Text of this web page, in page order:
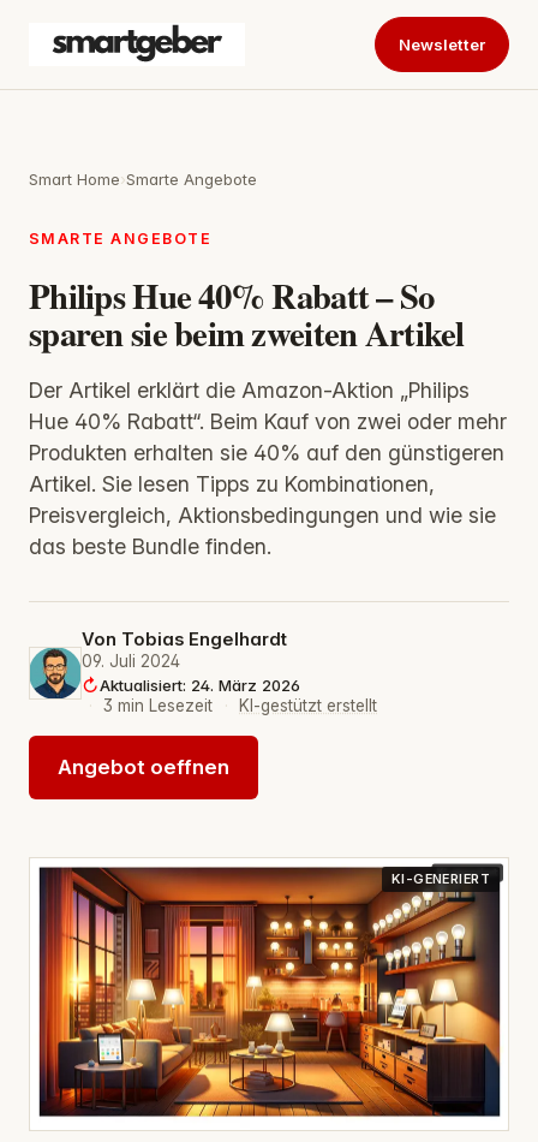
Newsletter
Smart Home›Smarte Angebote
SMARTE ANGEBOTE
Philips Hue 40% Rabatt – So
sparen sie beim zweiten Artikel
Der Artikel erklärt die Amazon-Aktion „Philips
Hue 40% Rabatt“. Beim Kauf von zwei oder mehr
Produkten erhalten sie 40% auf den günstigeren
Artikel. Sie lesen Tipps zu Kombinationen,
Preisvergleich, Aktionsbedingungen und wie sie
das beste Bundle finden.
Von Tobias Engelhardt
09. Juli 2024
Aktualisiert: 24. März 2026
·
3 min Lesezeit · KI-gestützt erstellt
Angebot oeffnen
KI-GENERIERT